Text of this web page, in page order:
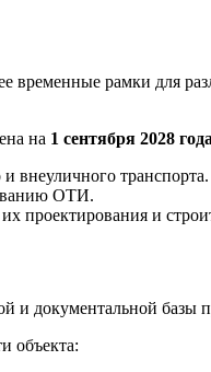
рамки для
на 1 сентября 2028
внеуличного транспорта.
ОТИ.
проектирования и
базы
объекта: